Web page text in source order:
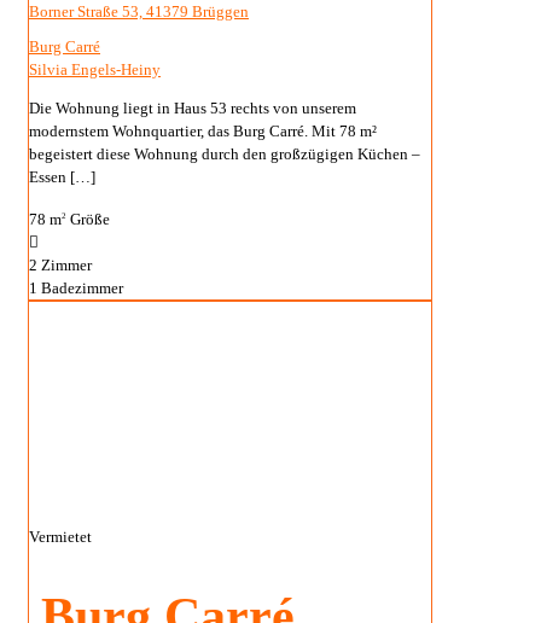
Borner Straße 53, 41379 Brüggen
Burg Carré
Silvia Engels-Heiny
Die Wohnung liegt in Haus 53 rechts von unserem
modernstem Wohnquartier, das Burg Carré. Mit 78 m²
begeistert diese Wohnung durch den großzügigen Küchen –
Essen […]
78 m2 Größe
2 Zimmer
1 Badezimmer
Vermietet